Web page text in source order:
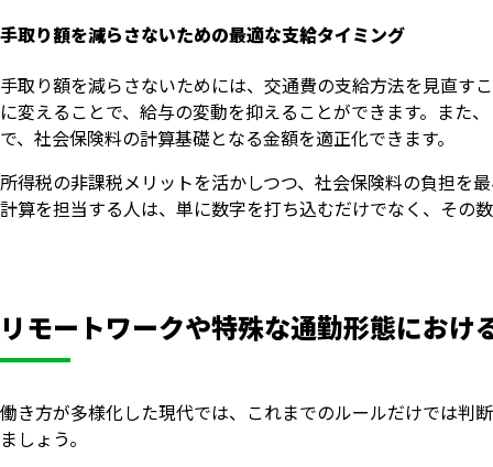
手取り額を減らさないための最適な支給タイミング
手取り額を減らさないためには、交通費の支給方法を見直す
に変えることで、給与の変動を抑えることができます。また
で、社会保険料の計算基礎となる金額を適正化できます。
所得税の非課税メリットを活かしつつ、社会保険料の負担を
計算を担当する人は、単に数字を打ち込むだけでなく、その
リモートワークや特殊な通勤形態におけ
働き方が多様化した現代では、これまでのルールだけでは判
ましょう。